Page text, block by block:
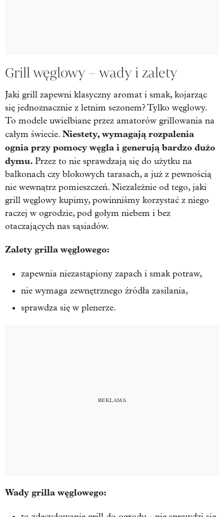
Grill węglowy – wady i zalety
Jaki grill zapewni klasyczny aromat i smak, kojarząc
się jednoznacznie z letnim sezonem? Tylko węglowy.
To modele uwielbiane przez amatorów grillowania na
całym świecie. Niestety, wymagają rozpalenia
ognia przy pomocy węgla i generują bardzo dużo
dymu. Przez to nie sprawdzają się do użytku na
balkonach czy blokowych tarasach, a już z pewnością
nie wewnątrz pomieszczeń. Niezależnie od tego, jaki
grill węglowy kupimy, powinniśmy korzystać z niego
raczej w ogrodzie, pod gołym niebem i bez
otaczających nas sąsiadów.
Zalety grilla węglowego:
zapewnia niezastąpiony zapach i smak potraw,
nie wymaga zewnętrznego źródła zasilania,
sprawdza się w plenerze.
Wady grilla węglowego: